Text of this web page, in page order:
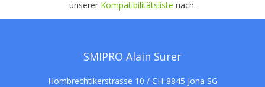
unserer Kompatibilitätsliste nach.
SMIPRO Alain Surer
Hombrechtikerstrasse 10 / CH-8845 Jona SG